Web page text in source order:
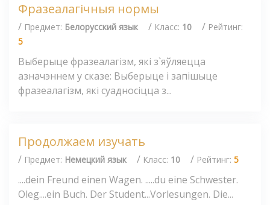
Фразеалагічныя нормы
/ Предмет: Белорусский язык / Класс: 10 / Рейтинг:
5
Выберыце фразеалагізм, які з`яўляецца
азначэннем у сказе: Выберыце і запішыце
фразеалагізм, які суадносіцца з...
Продолжаем изучать
/ Предмет: Немецкий язык / Класс: 10 / Рейтинг: 5
....dein Freund einen Wagen. .....du eine Schwester.
Oleg....ein Buch. Der Student...Vorlesungen. Die...